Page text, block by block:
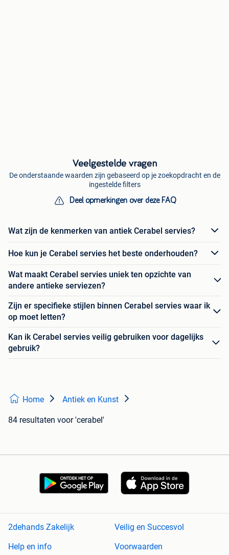
Veelgestelde vragen
De onderstaande waarden zijn gebaseerd op je zoekopdracht en de
ingestelde filters
Deel opmerkingen over deze FAQ
Wat zijn de kenmerken van antiek Cerabel servies?
Hoe kun je Cerabel servies het beste onderhouden?
Wat maakt Cerabel servies uniek ten opzichte van
andere antieke serviezen?
Zijn er specifieke stijlen binnen Cerabel servies waar ik
op moet letten?
Kan ik Cerabel servies veilig gebruiken voor dagelijks
gebruik?
Home Antiek en Kunst
84 resultaten voor 'cerabel'
2dehands Zakelijk
Veilig en Succesvol
Help en info
Voorwaarden